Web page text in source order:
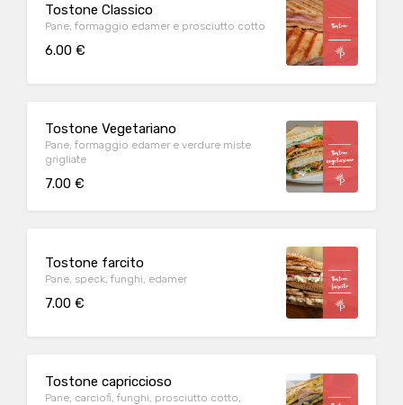
Tostone Classico
Pane, formaggio edamer e prosciutto cotto
6.00 €
Tostone Vegetariano
Pane, formaggio edamer e verdure miste
grigliate
7.00 €
Tostone farcito
Pane, speck, funghi, edamer
7.00 €
Tostone capriccioso
Pane, carciofi, funghi, prosciutto cotto,